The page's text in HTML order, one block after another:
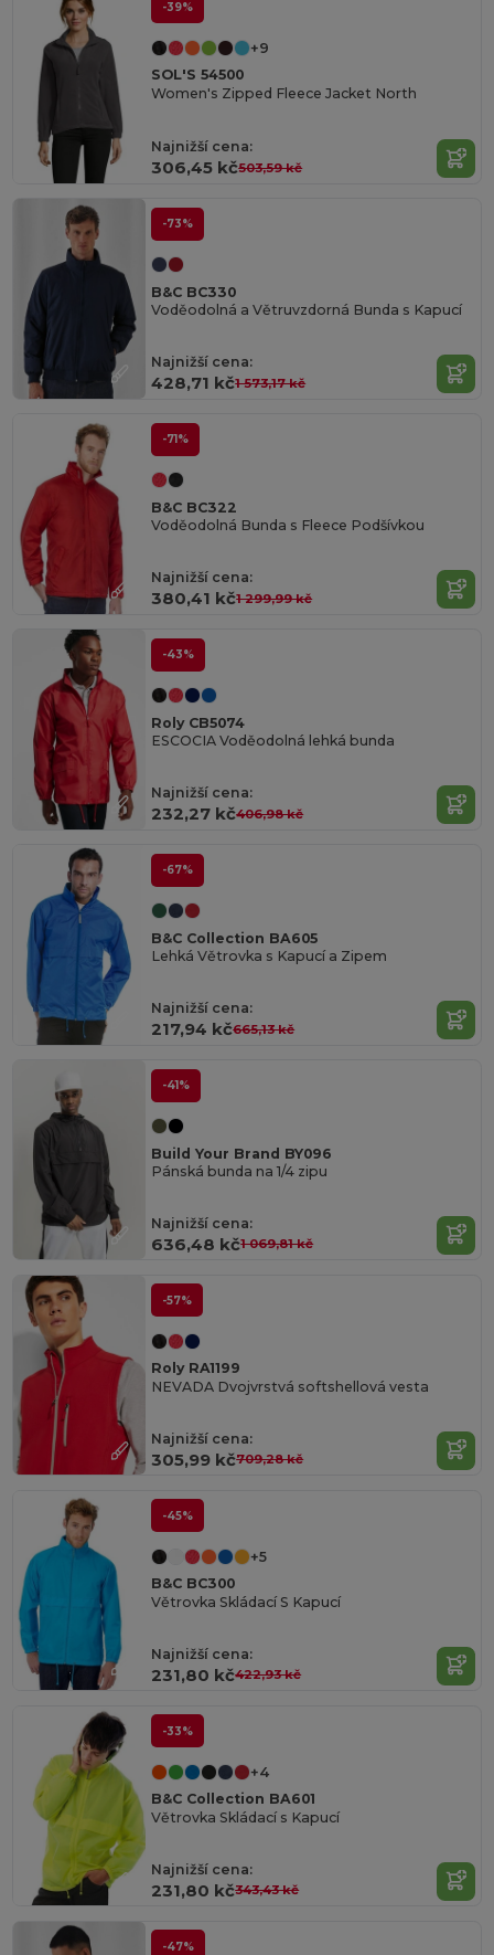
-39%
+9
SOL'S 54500
Women's Zipped Fleece Jacket North
Najnižší cena:
306,45 kč503,59 kč
-73%
B&C BC330
Voděodolná a Větruvzdorná Bunda s Kapucí
Najnižší cena:
428,71 kč1 573,17 kč
-71%
B&C BC322
Voděodolná Bunda s Fleece Podšívkou
Najnižší cena:
380,41 kč1 299,99 kč
-43%
Roly CB5074
ESCOCIA Voděodolná lehká bunda
Najnižší cena:
232,27 kč406,98 kč
-67%
B&C Collection BA605
Lehká Větrovka s Kapucí a Zipem
Najnižší cena:
217,94 kč665,13 kč
-41%
Build Your Brand BY096
Pánská bunda na 1/4 zipu
Najnižší cena:
636,48 kč1 069,81 kč
-57%
Roly RA1199
NEVADA Dvojvrstvá softshellová vesta
Najnižší cena:
305,99 kč709,28 kč
-45%
+5
B&C BC300
Větrovka Skládací S Kapucí
Najnižší cena:
231,80 kč422,93 kč
-33%
+4
B&C Collection BA601
Větrovka Skládací s Kapucí
Najnižší cena:
231,80 kč343,43 kč
-47%